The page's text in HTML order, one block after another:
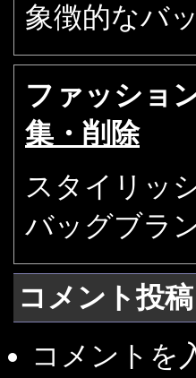
象徴的なバ
ファッショ
集・削除
スタイリッ
バッグブラ
コメント投稿
コメントを